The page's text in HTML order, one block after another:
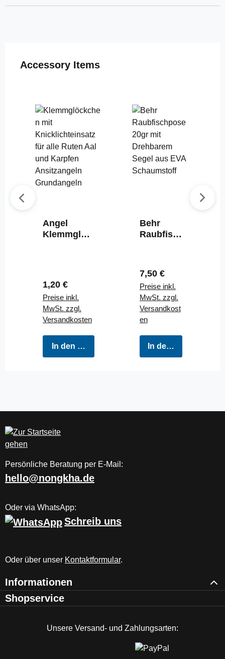
Produktgalerie überspringen
Accessory Items
Angel
Klemmglöc
Regulärer Preis:
1,20 €
Preise inkl.
MwSt. zzgl.
Versandkosten
In den Warenkorb
Behr
Raubfisc
m Segel
aus EVA
Schaums
toff
Regulärer Preis:
7,50 €
Preise inkl.
MwSt. zzgl.
Versandkost
en
In den Warenkorb
Persönliche Beratung per E-Mail:
hello@nongkha.de
Oder via WhatsApp:
Schreib uns
Oder über unser Kontaktformular.
Informationen
Shopservice
Unsere Versand- und Zahlungsarten: